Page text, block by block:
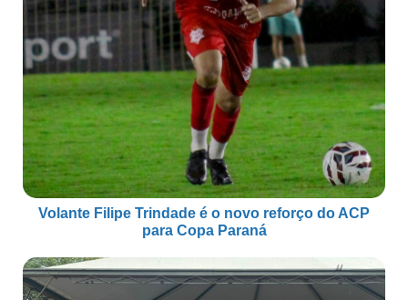
Volante Filipe Trindade é o novo reforço do ACP
para Copa Paraná